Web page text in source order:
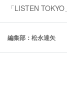
「LISTEN TOKYO」
編集部：松永達矢